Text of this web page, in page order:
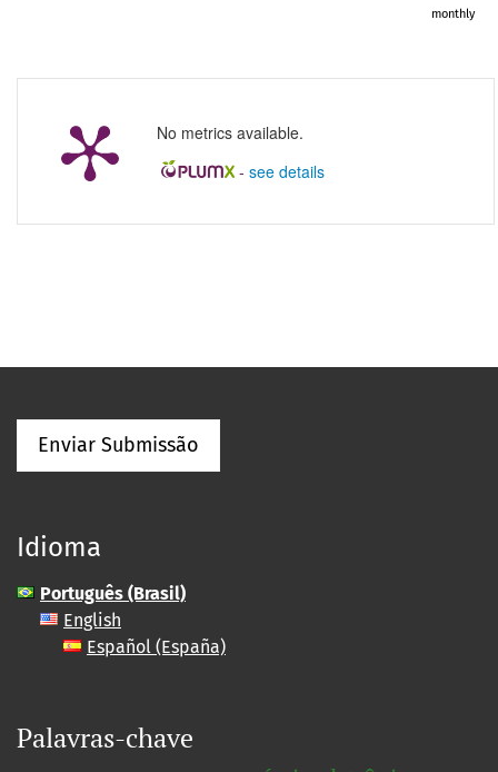
monthly
No metrics available.
- see details
Enviar Submissão
Idioma
Português (Brasil)
English
Español (España)
Palavras-chave